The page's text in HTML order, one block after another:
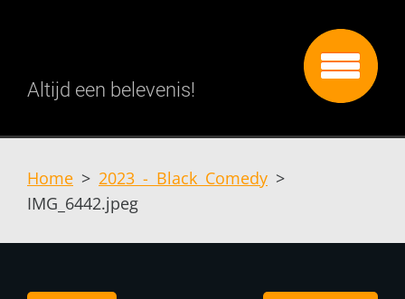
Altijd een belevenis!
Home > 2023 - Black Comedy >
IMG_6442.jpeg